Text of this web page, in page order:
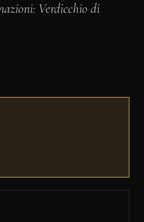
Verdicchio di